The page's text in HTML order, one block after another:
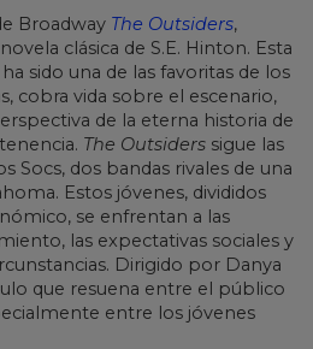
Broadway The Outsiders,
clásica de S.E. Hinton. Esta
sido una de las favoritas de los
cobra vida sobre el escenario,
de la eterna historia de
The Outsiders sigue las
Socs, dos bandas rivales de una
Estos jóvenes, divididos
se enfrentan a las
las expectativas sociales y
Dirigido por Danya
que resuena entre el público
entre los jóvenes